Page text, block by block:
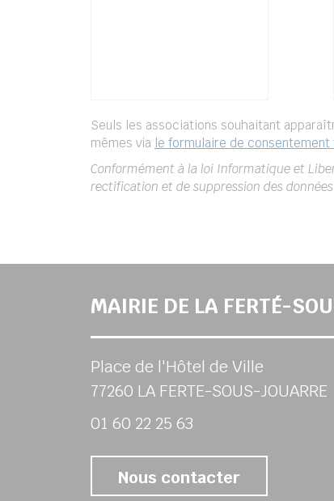
Seuls les associations souhaitant
mêmes via le formulaire de
Conformément à la loi Informatique et
rectification et de suppression des
MAIRIE DE LA FERTÉ-
Place de l'Hôtel de Ville
77260 LA FERTE-SOUS-JOUARRE
01 60 22 25 63
Nous contacter